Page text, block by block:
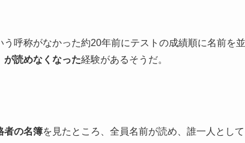
呼称がなかった約20年前にテストの成績順に名前を
が読めなくなった経験があるそうだ。
者の名簿を見たところ、全員名前が読め、誰一人とし